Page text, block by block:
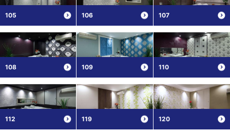
105 106 107
108 109 110
112 119 120